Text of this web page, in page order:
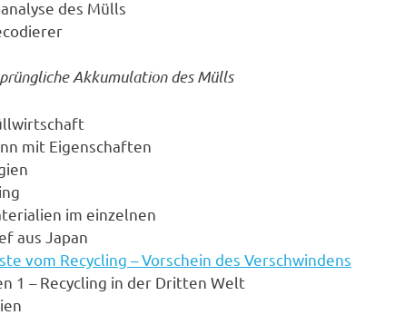
des Mülls
Akkumulation des Mülls
mit Eigenschaften
im einzelnen
aus Japan
vom Recycling – Vorschein des Verschwindens
1 – Recycling in der Dritten Welt